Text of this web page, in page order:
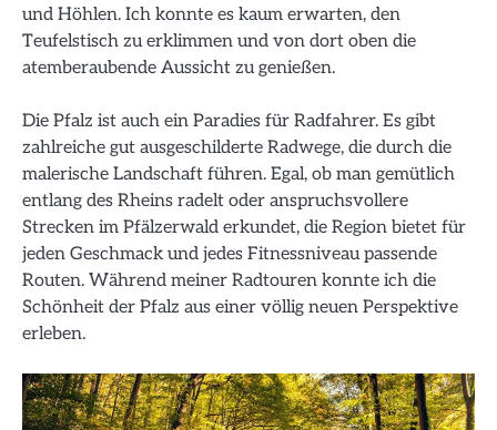
und Höhlen. Ich konnte es kaum erwarten, den
Teufelstisch zu erklimmen und von dort oben die
atemberaubende Aussicht zu genießen.
Die Pfalz ist auch ein Paradies für Radfahrer. Es gibt
zahlreiche gut ausgeschilderte Radwege, die durch die
malerische Landschaft führen. Egal, ob man gemütlich
entlang des Rheins radelt oder anspruchsvollere
Strecken im Pfälzerwald erkundet, die Region bietet für
jeden Geschmack und jedes Fitnessniveau passende
Routen. Während meiner Radtouren konnte ich die
Schönheit der Pfalz aus einer völlig neuen Perspektive
erleben.